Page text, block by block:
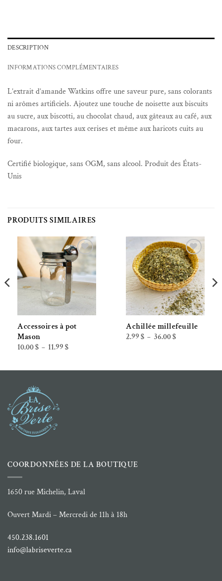
DESCRIPTION
INFORMATIONS COMPLÉMENTAIRES
L’extrait d’amande Watkins offre une saveur pure, sans colorants
ni arômes artificiels. Ajoutez une touche de noisette aux biscuits
au sucre, aux biscotti, au chocolat chaud, aux gâteaux au café, aux
macarons, aux tartes aux cerises et même aux haricots cuits au
four.
Certifié biologique, sans OGM, sans alcool. Produit des États-
Unis
PRODUITS SIMILAIRES
Ajouter à la liste de souhaits
Accessoires à pot
Mason
10.00$ – 11.99 $Plage
à
Ajouter à la liste de souhaits
Achillée millefeuille
2.99 $ – 36.00$Plage
COORDONNÉES DE LA BOUTIQUE
1650 rue Michelin, Laval
Ouvert Mardi – Mercredi de 11h à 18h
450.238.1601
info@labriseverte.ca